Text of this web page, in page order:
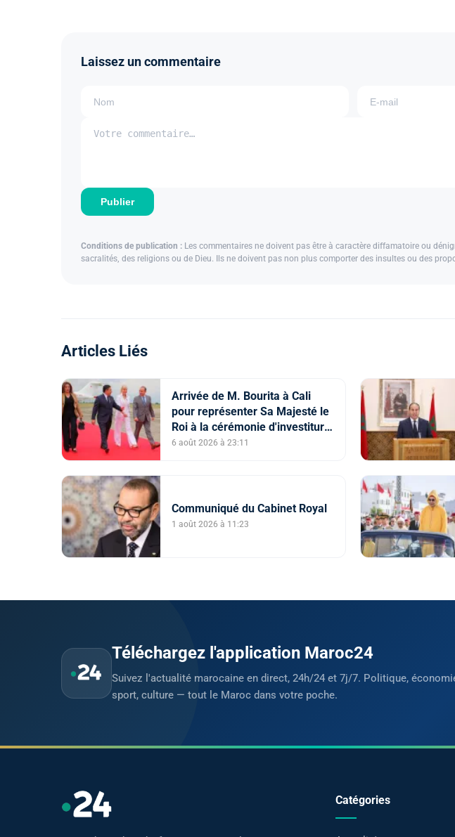
Laissez un commentaire
Publier
Conditions de publication : Les commentaires ne doivent pas être à caractère diffamatoire ou
sacralités, des religions ou de Dieu. Ils ne doivent pas non plus comporter des insultes ou des
Articles Liés
Arrivée de M. Bourita à Cali
pour représenter Sa Majesté le
Roi à la cérémonie d'investiture
du nouveau président
6 août 2026 à 23:11
Communiqué du Cabinet Royal
1 août 2026 à 11:23
Téléchargez l'application Maroc24
Suivez l'actualité marocaine en direct, 24h/24 et 7j/7. Politique,
sport, culture — tout le Maroc dans votre poche.
Catégories